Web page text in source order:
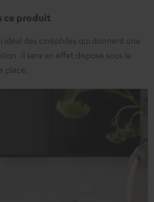
ce produit
idéal des cinéphiles qui donnent une
Il sera en effet disposé sous le
place.